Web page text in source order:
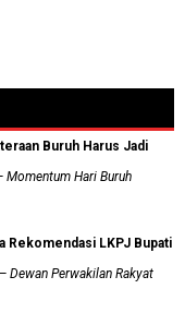
Buruh Harus Jadi
Hari Buruh
Rekomendasi LKPJ Bupati
Dewan Perwakilan Rakyat